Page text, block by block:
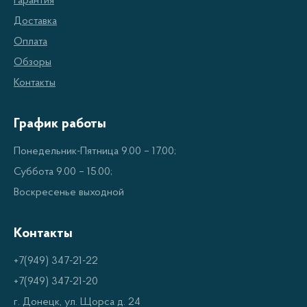
кабели и постоянно искать розетку.
Другим важным преимуществом является удобство
использования. Аккумуляторные болгарки обычно
компактные и легкие, что делает их идеальными
местах. Вы не будете мешаться проводами и
сможете свободно маневрировать инструментом.
Также стоит отметить, что аккумуляторные
чем их проводные аналоги. Это делает работу с
Доставка
Оплата
Обзоры
Контакты
График работы
Понедельник-Пятница 9.00 – 17.00;
Суббота 9.00 – 15.00;
Воскресенье выходной
Контакты
+7(949) 347-21-22
+7(949) 347-21-20
г. Донецк, ул. Щорса д. 24